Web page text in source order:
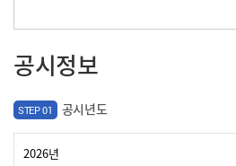
공시정보
STEP 01 공시년도